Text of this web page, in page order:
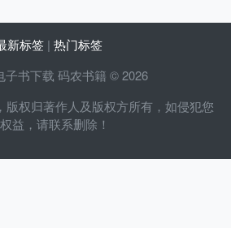
新标签 | 热门标签
子书下载 码农书籍 © 2026
版权归著作人及版权方所有，如侵犯您
益，请联系删除！